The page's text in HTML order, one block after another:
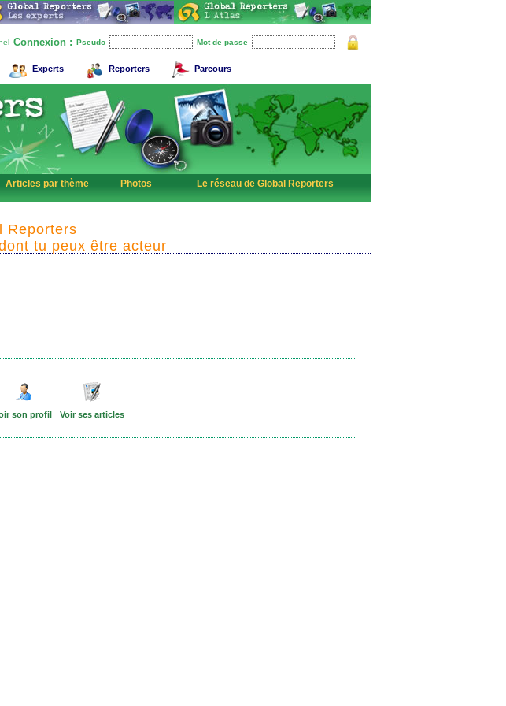
Connexion : Pseudo Mot de passe
Experts Reporters Parcours
Articles par thème Photos Le réseau de Global Reporters
Reporters
tu peux être acteur
son profil Voir ses articles